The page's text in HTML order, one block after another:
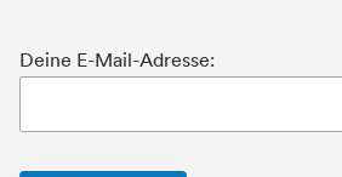
Deine E-Mail-Adresse: